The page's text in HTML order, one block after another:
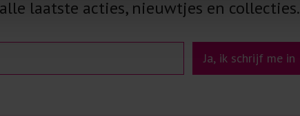
laatste acties, nieuwtjes en collecties.
Ja, ik schrijf me in